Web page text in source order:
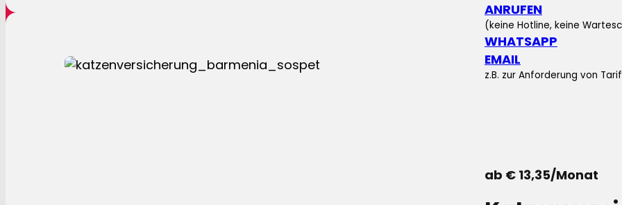
ANRUFEN
(keine Hotline, keine
WHATSAPP
EMAIL
z.B. zur Anforderung von
ab € 13,35/Monat